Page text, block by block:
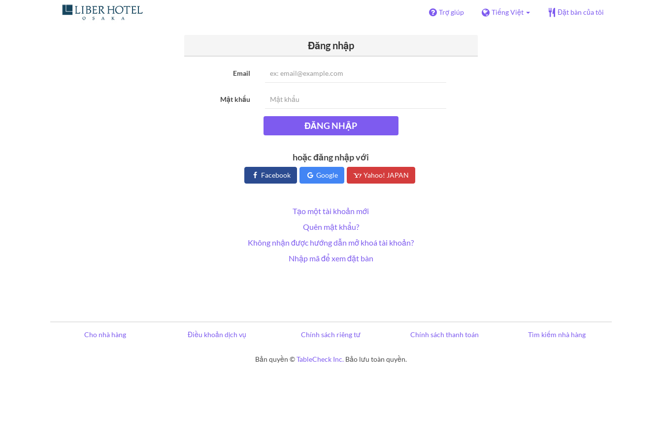
Trợ giúp Tiếng Việt Đặt bàn của tôi
Đăng nhập
Email
Mật khẩu
ĐĂNG NHẬP
hoặc đăng nhập với
Facebook Google Yahoo! JAPAN
Tạo một tài khoản mới
Quên mật khẩu?
Không nhận được hướng dẫn mở khoá tài khoản?
Nhập mã để xem đặt bàn
Cho nhà hàng Điều khoản dịch vụ Chính sách riêng tư Chính sách thanh toán Tìm kiếm nhà hàng
Bản quyền ©TableCheck Inc. Bảo lưu toàn quyền.